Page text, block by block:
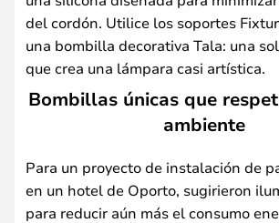
del cordón. Utilice los soportes
una bombilla decorativa Tala: una
que crea una lámpara casi artística.
Bombillas únicas que
ambiente
Para un proyecto de instalación de
en un hotel de Oporto, sugirieron
para reducir aún más el consumo